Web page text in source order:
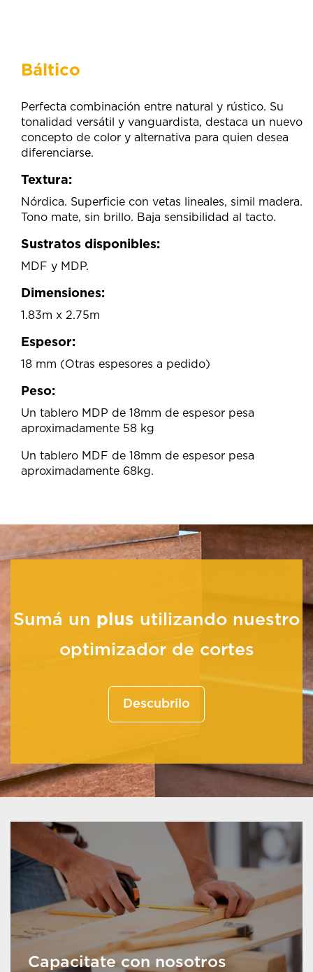
Báltico
Perfecta combinación entre natural y rústico. Su
tonalidad versátil y vanguardista, destaca un nuevo
concepto de color y alternativa para quien desea
diferenciarse.
Textura:
Nórdica. Superficie con vetas lineales, simil madera.
Tono mate, sin brillo. Baja sensibilidad al tacto.
Sustratos disponibles:
MDF y MDP.
Dimensiones:
1.83m x 2.75m
Espesor:
18 mm (Otras espesores a pedido)
Peso:
Un tablero MDP de 18mm de espesor pesa
aproximadamente 58 kg
Un tablero MDF de 18mm de espesor pesa
aproximadamente 68kg.
Sumá un plus utilizando nuestro
optimizador de cortes
Descubrilo
Capacitate con nosotros